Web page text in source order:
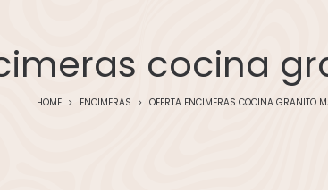
cocina
HOME ENCIMERAS OFERTA ENCIMERAS COCINA GRANITO